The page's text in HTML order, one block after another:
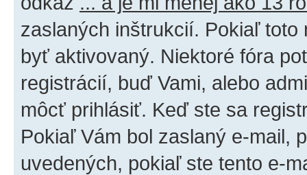
zaslaných inštrukcií. Pokiaľ
byť aktivovaný. Niektoré fóra
registrácií, buď Vami, alebo
môcť prihlásiť. Keď ste sa
Pokiaľ Vám bol zaslaný e-mail,
uvedených, pokiaľ ste tento e-